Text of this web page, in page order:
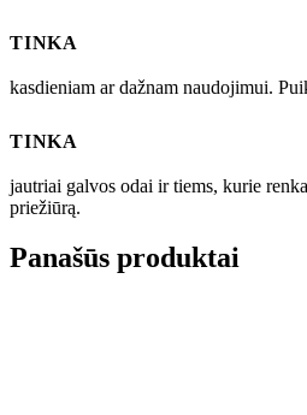
TINKA
kasdieniam ar dažnam naudojimui.
TINKA
jautriai galvos odai ir tiems, kurie
priežiūrą.
Panašūs produktai